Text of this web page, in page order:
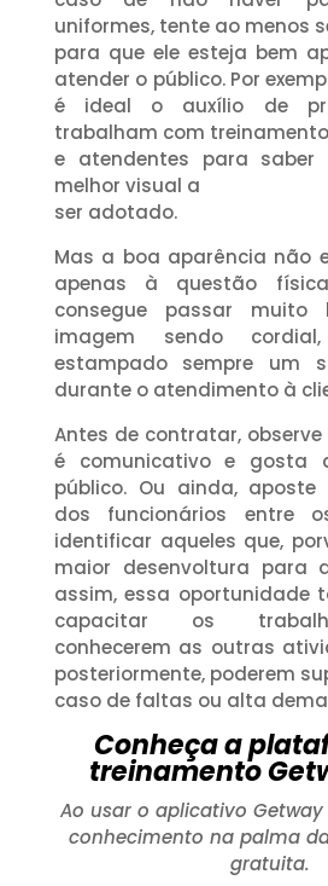
uniformes, tente ao menos
para que ele esteja bem
atender o público. Por
é ideal o auxílio de
trabalham com
e atendentes para
melhor visual a
ser adotado.
Mas a boa aparência não
apenas à questão
consegue passar
imagem sendo
estampado sempre um
durante o atendimento à
Antes de contratar,
é comunicativo e gosta
público. Ou ainda,
dos funcionários entre
identificar aqueles que,
maior desenvoltura para
assim, essa oportunidade
capacitar os
conhecerem as outras
posteriormente, poderem
caso de faltas ou alta
Conheça a
treinamento
Ao usar o aplicativo
conhecimento na palma
gratuita.